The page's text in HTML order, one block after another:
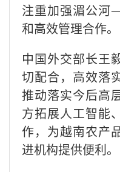
注重加强湄公河
和高效管理合作。
中国外交部长王
切配合，高效落
推动落实今后高
方拓展人工智能
作，为越南农产
进机构提供便利。